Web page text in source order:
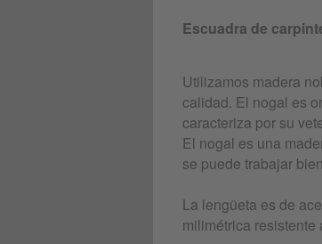
Escuadra de
Utilizamos madera
calidad. El nogal es
caracteriza por su
El nogal es una
se puede trabajar
La lengüeta es de
milimétrica resistente